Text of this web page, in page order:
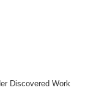
Discovered Work